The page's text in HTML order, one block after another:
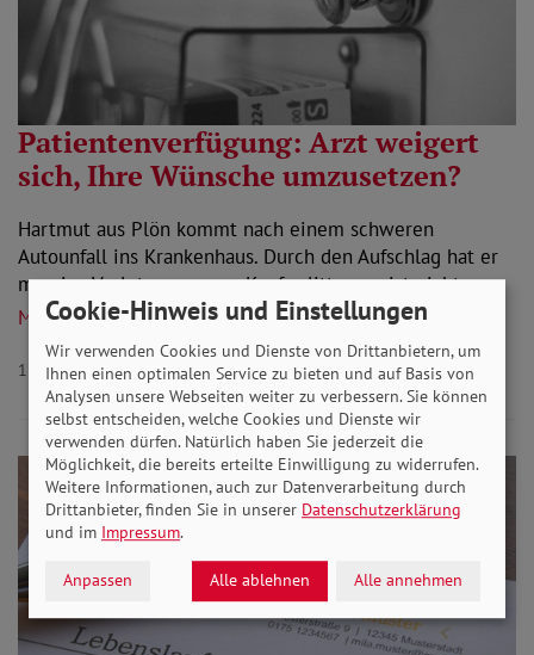
Patientenverfügung: Arzt weigert
sich, Ihre Wünsche umzusetzen?
Hartmut aus Plön kommt nach einem schweren
Autounfall ins Krankenhaus. Durch den Aufschlag hat er
massive Verletzungen am Kopf erlitten, er ist nicht…
Mehr lesen
11.08.2020Aktuelles
Cookie-Hinweis und Einstellungen
Wir verwenden Cookies und Dienste von Drittanbietern, um
Ihnen einen optimalen Service zu bieten und auf Basis von
Analysen unsere Webseiten weiter zu verbessern. Sie können
selbst entscheiden, welche Cookies und Dienste wir
verwenden dürfen. Natürlich haben Sie jederzeit die
Möglichkeit, die bereits erteilte Einwilligung zu widerrufen.
Weitere Informationen, auch zur Datenverarbeitung durch
Drittanbieter, finden Sie in unserer Datenschutzerklärung
und im Impressum.
Anpassen Alle ablehnen Alle annehmen